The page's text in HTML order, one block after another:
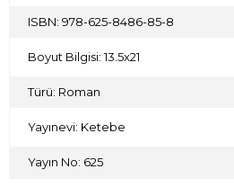
ISBN: 978-625-8486-85-8
Boyut Bilgisi: 13.5x21
Türü: Roman
Yayınevi: Ketebe
Yayın No: 625